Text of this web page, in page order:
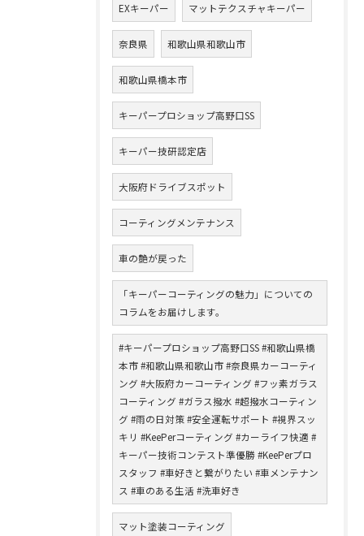
EXキーパー マットテクスチャキーパー
奈良県 和歌山県和歌山市
和歌山県橋本市
キーパープロショップ高野口SS
キーパー技研認定店
大阪府ドライブスポット
コーティングメンテナンス
車の艶が戻った
「キーパーコーティングの魅力」についての
コラムをお届けします。
#キーパープロショップ高野口SS #和歌山県橋
本市 #和歌山県和歌山市 #奈良県カーコーティ
ング #大阪府カーコーティング #フッ素ガラス
コーティング #ガラス撥水 #超撥水コーティン
グ #雨の日対策 #安全運転サポート #視界スッ
キリ #KeePerコーティング #カーライフ快適 #
キーパー技術コンテスト準優勝 #KeePerプロ
スタッフ #車好きと繋がりたい #車メンテナン
ス #車のある生活 #洗車好き
マット塗装コーティング